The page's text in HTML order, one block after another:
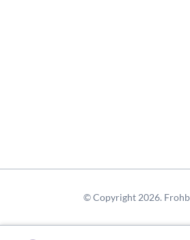
© Copyright 2026.